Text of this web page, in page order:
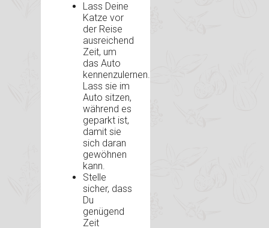
Lass Deine
Katze vor
der Reise
ausreichend
Zeit, um
das Auto
kennenzulernen.
Lass sie im
Auto sitzen,
während es
geparkt ist,
damit sie
sich daran
gewöhnen
kann.
Stelle
sicher, dass
Du
genügend
Zeit